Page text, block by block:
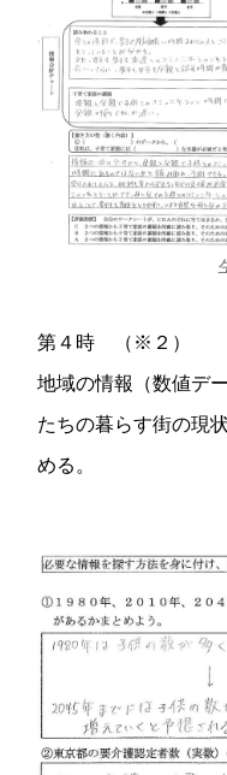
第４時 （※２）
地域の情報（数値デ
たちの暮らす街の現
める。